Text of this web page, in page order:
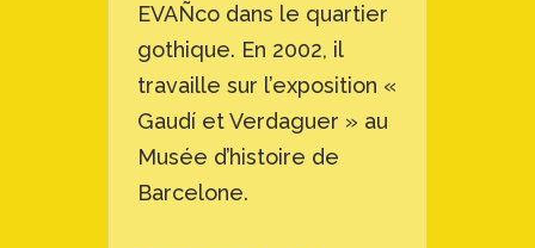
EVAÑco dans le quartier
gothique. En 2002, il
travaille sur l’exposition «
Gaudí et Verdaguer » au
Musée d’histoire de
Barcelone.